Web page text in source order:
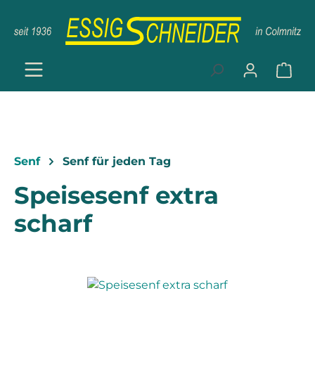
Zum Hauptinhalt springen
Senf Senf für jeden Tag
Speisesenf extra
scharf
Bildergalerie überspringen